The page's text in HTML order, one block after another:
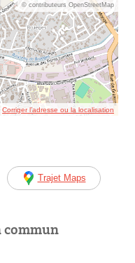
© contributeurs OpenStreetMap
Corriger l’adresse ou la localisation
Trajet Maps